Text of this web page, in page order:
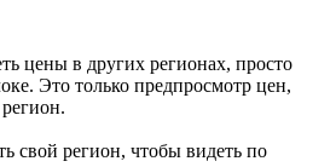
цены в других регионах, просто
Это только предпросмотр цен,
свой регион, чтобы видеть по